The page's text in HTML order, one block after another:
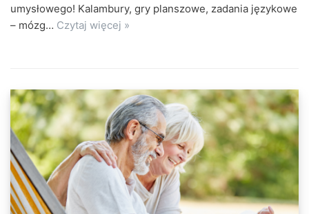
umysłowego! Kalambury, gry planszowe, zadania językowe
– mózg… Czytaj więcej »